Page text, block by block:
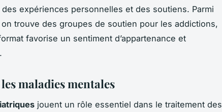
expériences personnelles et des soutiens. Parmi
trouve des groupes de soutien pour les addictions,
favorise un sentiment d’appartenance et
maladies mentales
jouent un rôle essentiel dans le traitement des